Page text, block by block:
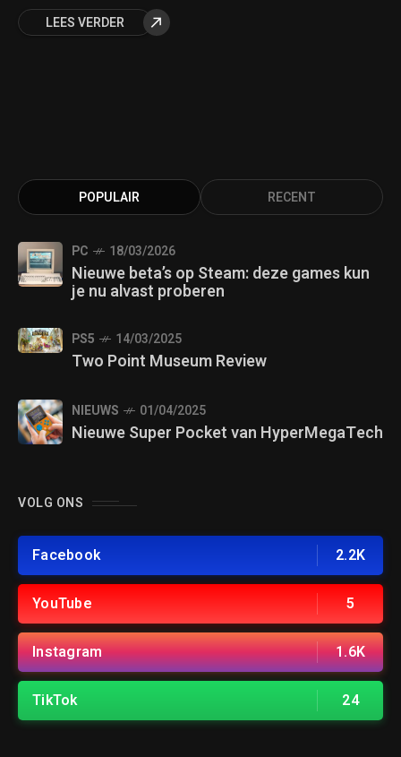
LEES VERDER
POPULAIR RECENT
PC 18/03/2026
Nieuwe beta’s op Steam: deze games kun
je nu alvast proberen
PS5 14/03/2025
Two Point Museum Review
NIEUWS 01/04/2025
Nieuwe Super Pocket van HyperMegaTech
VOLG ONS
Facebook 2.2K
YouTube 5
Instagram 1.6K
TikTok 24